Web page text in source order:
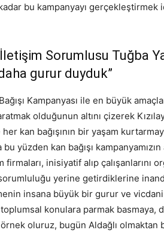
kadar bu kampanyayı gerçekleştirmek
Sorumlusu Tuğba
gurur duyduk”
Kampanyası ile en büyük
olduğunun altını çizerek
kan bağışının bir yaşam
yüzden kan bağışı kampanyamızın
inisiyatif alıp çalışanlarını
yerine getirdiklerine
insana büyük bir gurur ve vicdani
konulara parmak basmaya,
oluruz, bugün Aldağlı